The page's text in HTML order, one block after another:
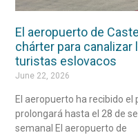
El aeropuerto de
chárter para canalizar
turistas eslovacos
June 22, 2026
El aeropuerto ha recibido
prolongará hasta el 28 de
semanal El aeropuerto de